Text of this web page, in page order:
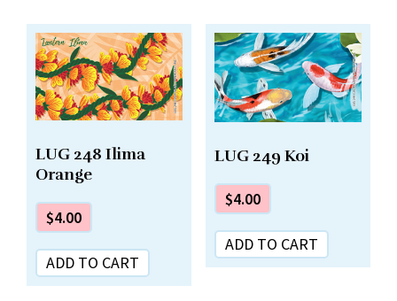
LUG 248 Ilima
Orange
$4.00
ADD TO CART
LUG 249 Koi
$4.00
ADD TO CART